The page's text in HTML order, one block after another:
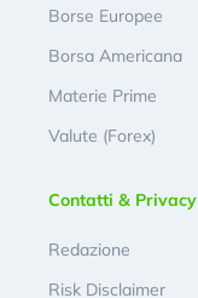
Borse Europee
Borsa Americana
Materie Prime
Valute (Forex)
Contatti & Privacy
Redazione
Risk Disclaimer